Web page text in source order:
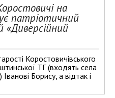
на
патріотичний
«Диверсійний
Коростовичівського
ТГ (входять села
Борису, а відтак і